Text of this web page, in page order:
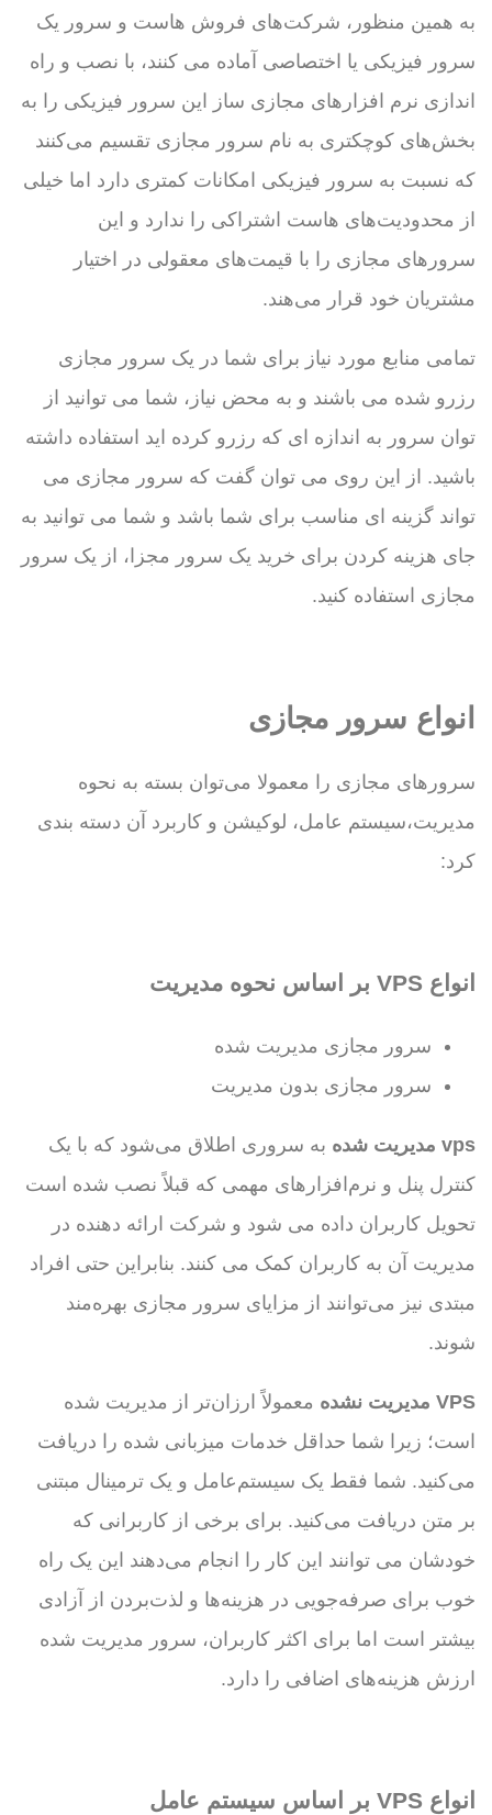
به همین منظور، شرکت‌های فروش هاست و سرور یک
سرور فیزیکی یا اختصاصی آماده می کنند، با نصب و راه
اندازی نرم افزارهای مجازی ساز این سرور فیزیکی را به
بخش‌های کوچکتری به نام سرور مجازی تقسیم می‌کنند
که نسبت به سرور فیزیکی امکانات کمتری دارد اما خیلی
از محدودیت‌های هاست اشتراکی را ندارد و این
سرورهای مجازی را با قیمت‌های معقولی در اختیار
مشتریان خود قرار می‌هند.
تمامی منابع مورد نیاز برای شما در یک سرور مجازی
رزرو شده می باشند و به محض نیاز، شما می توانید از
توان سرور به اندازه ای که رزرو کرده اید استفاده داشته
باشید. از این روی می توان گفت که سرور مجازی می
تواند گزینه ای مناسب برای شما باشد و شما می توانید به
جای هزینه کردن برای خرید یک سرور مجزا، از یک سرور
مجازی استفاده کنید.
انواع سرور مجازی
سرورهای مجازی را معمولا می‌توان بسته به نحوه
مدیریت،سیستم عامل، لوکیشن و کاربرد آن دسته بندی
کرد:
انواع VPS بر اساس نحوه مدیریت
سرور مجازی مدیریت شده
سرور مجازی بدون مدیریت
vps مدیریت شده
به سروری اطلاق می‌شود که با یک
کنترل پنل و نرم‌افزارهای مهمی که قبلاً نصب شده است
تحویل کاربران داده می‌ شود و شرکت ارائه دهنده در
مدیریت آن به کاربران کمک می کنند. بنابراین حتی افراد
مبتدی نیز می‌توانند از مزایای سرور مجازی بهره‌مند
شوند.
VPS مدیریت نشده
معمولاً ارزان‌تر از مدیریت شده
است؛ زیرا شما حداقل خدمات میزبانی شده را دریافت
می‌کنید. شما فقط یک سیستم‌عامل و یک ترمینال مبتنی
بر متن دریافت می‌کنید. برای برخی از کاربرانی که
خودشان می توانند این کار را انجام می‌دهند این یک راه
خوب برای صرفه‌جویی در هزینه‌ها و لذت‌بردن از آزادی
بیشتر است اما برای اکثر کاربران، سرور مدیریت شده
ارزش هزینه‌های اضافی را دارد.
انواع VPS بر اساس سیستم عامل